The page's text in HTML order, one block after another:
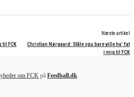
til FCK
Næste artikel
Christian Nørgaard: Ståle sgu bare ville ha’ fat
i mig til FCK
om FCK på Feedball.dk